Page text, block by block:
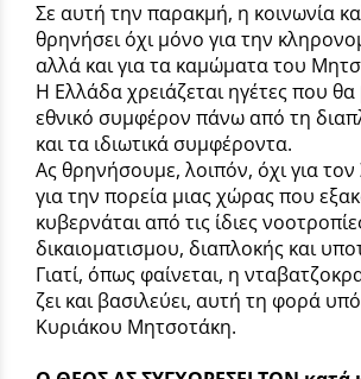
Σε αυτή την παρακμή, η κοινωνία
θρηνήσει όχι μόνο για την
αλλά και για τα καμώματα του
Η Ελλάδα χρειάζεται ηγέτες που
εθνικό συμφέρον πάνω από τη
και τα ιδιωτικά συμφέροντα.
Ας θρηνήσουμε, λοιπόν, όχι για
για την πορεία μιας χώρας που
κυβερνάται από τις ίδιες
δικαιοματισμου, διαπλοκής και
Γιατί, όπως φαίνεται, η
ζει και βασιλεύει, αυτή τη φορά
Κυριάκου Μητσοτάκη.